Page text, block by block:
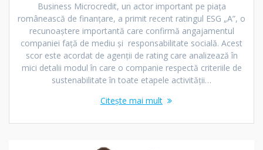
Business Microcredit, un actor important pe piața
românească de finanțare, a primit recent ratingul ESG „A”, o
recunoaștere importantă care confirmă angajamentul
companiei față de mediu și responsabilitate socială. Acest
scor este acordat de agenții de rating care analizează în
mici detalii modul în care o companie respectă criteriile de
sustenabilitate în toate etapele activității…
Citește mai mult